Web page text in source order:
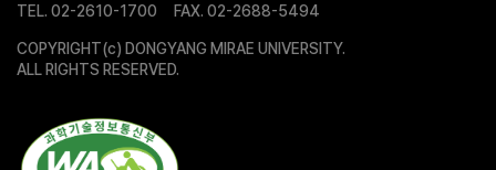
TEL. 02-2610-1700 FAX. 02-2688-5494
COPYRIGHT(c) DONGYANG MIRAE UNIVERSITY.
ALL RIGHTS RESERVED.